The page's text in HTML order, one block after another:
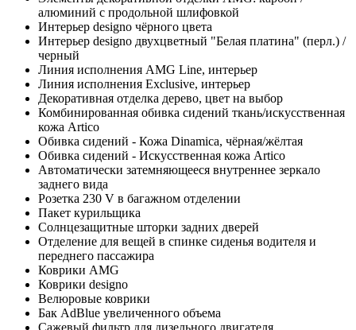
алюминий с продольной шлифовкой
Интерьер designo чёрного цвета
Интерьер designo двухцветный "Белая платина" (перл.) /
черный
Линия исполнения AMG Line, интерьер
Линия исполнения Exclusive, интерьер
Декоративная отделка дерево, цвет на выбор
Комбинированная обивка сидений ткань/искусственная
кожа Artico
Обивка сидений - Кожа Dinamica, чёрная/жёлтая
Обивка сидений - Искусственная кожа Artico
Автоматически затемняющееся внутреннее зеркало
заднего вида
Розетка 230 V в багажном отделении
Пакет курильщика
Солнцезащитные шторки задних дверей
Отделение для вещей в спинке сиденья водителя и
переднего пассажира
Коврики AMG
Коврики designo
Велюровые коврики
Бак AdBlue увеличенного объема
Сажевый фильтр для дизельного двигателя